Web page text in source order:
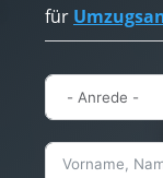
für